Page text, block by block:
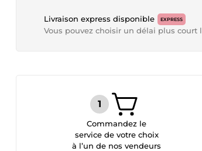
Livraison express disponible EXPRESS
Vous pouvez choisir un délai plus court
Commandez le
service de votre choix
à l’un de nos vendeurs